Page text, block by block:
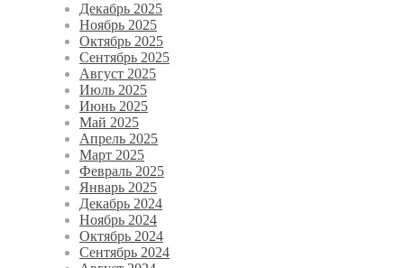
Декабрь 2025
Ноябрь 2025
Октябрь 2025
Сентябрь 2025
Август 2025
Июль 2025
Июнь 2025
Май 2025
Апрель 2025
Март 2025
Февраль 2025
Январь 2025
Декабрь 2024
Ноябрь 2024
Октябрь 2024
Сентябрь 2024